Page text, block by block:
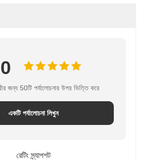
জন্য 50টি পর্যালোচনার উপর ভিত্তি করে
একটি পর্যালোচনা লিখুন
রেটিং স্ন্যাপশট